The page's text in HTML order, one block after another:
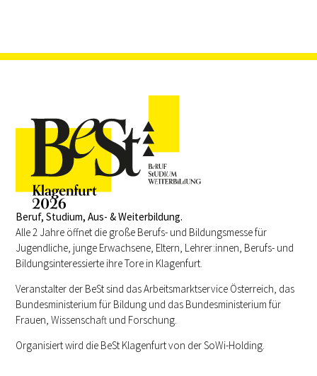
Beruf, Studium, Aus- & Weiterbildung.
Alle 2 Jahre öffnet die große Berufs- und Bildungsmesse für
Jugendliche, junge Erwachsene, Eltern, Lehrer:innen, Berufs- und
Bildungsinteressierte ihre Tore in Klagenfurt.
Veranstalter der BeSt sind das Arbeitsmarktservice Österreich, das
Bundesministerium für Bildung und das Bundesministerium für
Frauen, Wissenschaft und Forschung.
Organisiert wird die BeSt Klagenfurt von der SoWi-Holding.